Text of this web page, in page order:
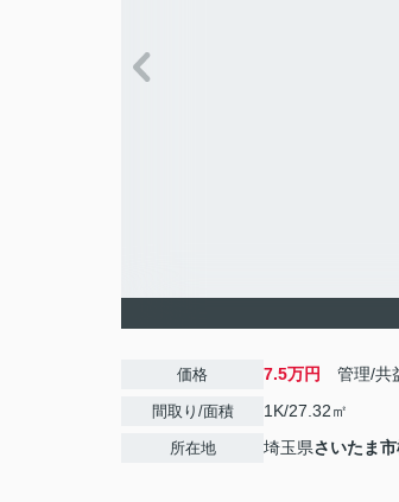
価格 7.5万円 管理/共
間取り/面積 1K/27.32㎡
所在地 埼玉県さいたま